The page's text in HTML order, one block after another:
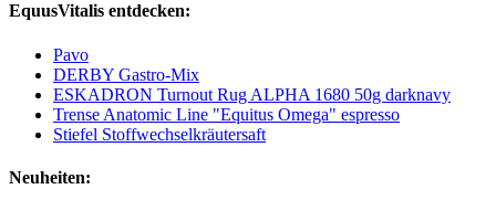
EquusVitalis entdecken:
Pavo
DERBY Gastro-Mix
ESKADRON Turnout Rug ALPHA 1680 50g darknavy
Trense Anatomic Line "Equitus Omega" espresso
Stiefel Stoffwechselkräutersaft
Neuheiten: